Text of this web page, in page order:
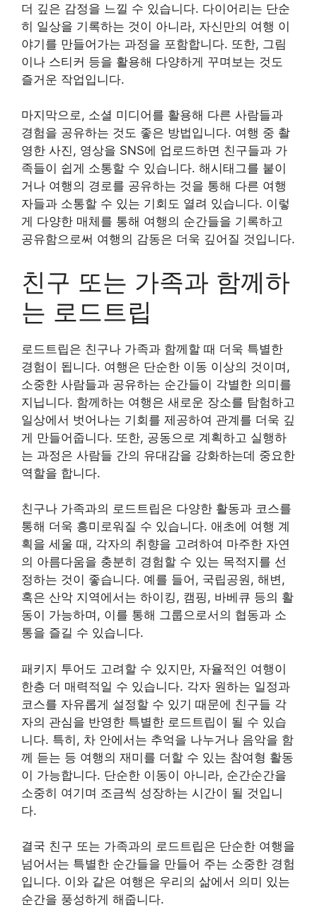
더 깊은 감정을 느낄 수 있습니다. 다이어리는 단순
히 일상을 기록하는 것이 아니라, 자신만의 여행 이
야기를 만들어가는 과정을 포함합니다. 또한, 그림
이나 스티커 등을 활용해 다양하게 꾸며보는 것도
즐거운 작업입니다.
마지막으로, 소셜 미디어를 활용해 다른 사람들과
경험을 공유하는 것도 좋은 방법입니다. 여행 중 촬
영한 사진, 영상을 SNS에 업로드하면 친구들과 가
족들이 쉽게 소통할 수 있습니다. 해시태그를 붙이
거나 여행의 경로를 공유하는 것을 통해 다른 여행
자들과 소통할 수 있는 기회도 열려 있습니다. 이렇
게 다양한 매체를 통해 여행의 순간들을 기록하고
공유함으로써 여행의 감동은 더욱 깊어질 것입니다.
친구 또는 가족과 함께하
는 로드트립
로드트립은 친구나 가족과 함께할 때 더욱 특별한
경험이 됩니다. 여행은 단순한 이동 이상의 것이며,
소중한 사람들과 공유하는 순간들이 각별한 의미를
지닙니다. 함께하는 여행은 새로운 장소를 탐험하고
일상에서 벗어나는 기회를 제공하여 관계를 더욱 깊
게 만들어줍니다. 또한, 공동으로 계획하고 실행하
는 과정은 사람들 간의 유대감을 강화하는데 중요한
역할을 합니다.
친구나 가족과의 로드트립은 다양한 활동과 코스를
통해 더욱 흥미로워질 수 있습니다. 애초에 여행 계
획을 세울 때, 각자의 취향을 고려하여 마주한 자연
의 아름다움을 충분히 경험할 수 있는 목적지를 선
정하는 것이 좋습니다. 예를 들어, 국립공원, 해변,
혹은 산악 지역에서는 하이킹, 캠핑, 바베큐 등의 활
동이 가능하며, 이를 통해 그룹으로서의 협동과 소
통을 즐길 수 있습니다.
패키지 투어도 고려할 수 있지만, 자율적인 여행이
한층 더 매력적일 수 있습니다. 각자 원하는 일정과
코스를 자유롭게 설정할 수 있기 때문에 친구들 각
자의 관심을 반영한 특별한 로드트립이 될 수 있습
니다. 특히, 차 안에서는 추억을 나누거나 음악을 함
께 듣는 등 여행의 재미를 더할 수 있는 참여형 활동
이 가능합니다. 단순한 이동이 아니라, 순간순간을
소중히 여기며 조금씩 성장하는 시간이 될 것입니
다.
결국 친구 또는 가족과의 로드트립은 단순한 여행을
넘어서는 특별한 순간들을 만들어 주는 소중한 경험
입니다. 이와 같은 여행은 우리의 삶에서 의미 있는
순간을 풍성하게 해줍니다.